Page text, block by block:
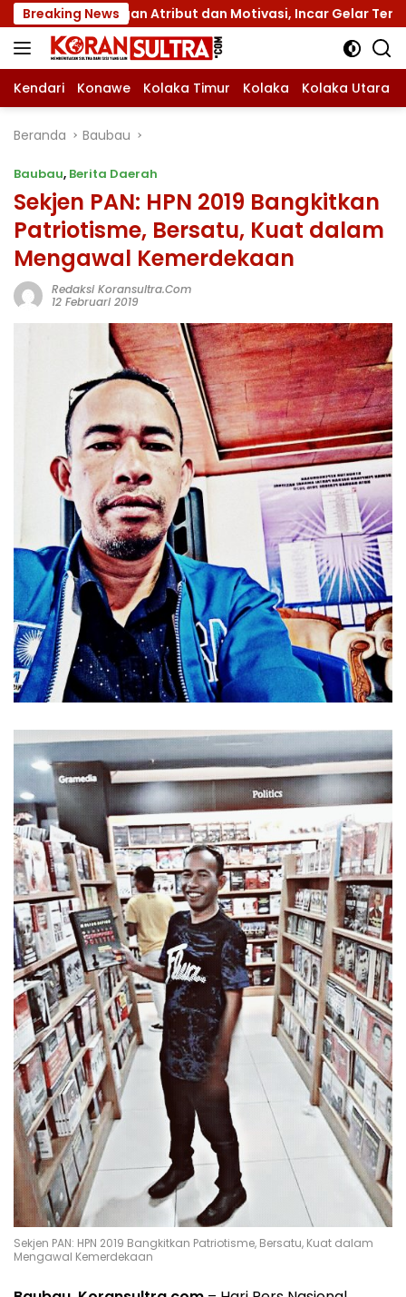
Langsung
ke
konten
Breaking News
Atribut dan Motivasi, Incar Gelar Terbaik di Sultra
Kendari Konawe Kolaka Timur Kolaka Kolaka Utara
Beranda Baubau
Baubau, Berita Daerah
Sekjen PAN: HPN 2019 Bangkitkan
Patriotisme, Bersatu, Kuat dalam
Mengawal Kemerdekaan
Redaksi Koransultra.com
12 Februari 2019
Sekjen PAN: HPN 2019 Bangkitkan Patriotisme, Bersatu, Kuat dalam
Mengawal Kemerdekaan